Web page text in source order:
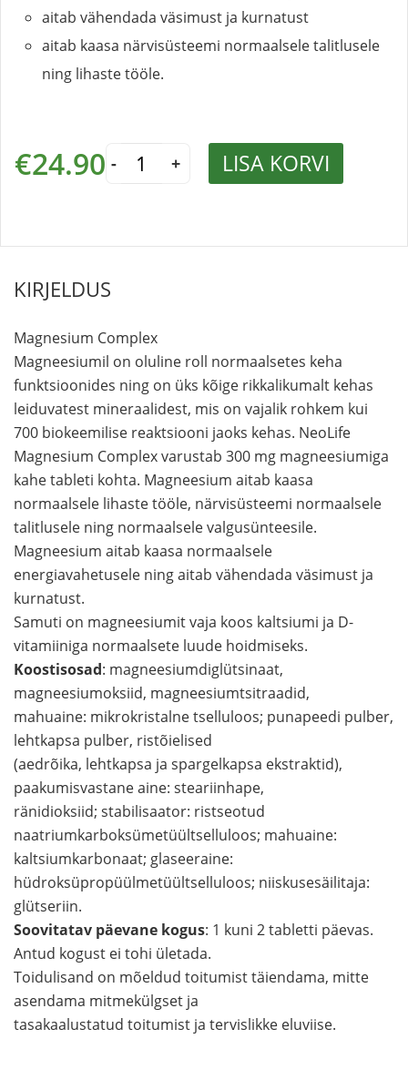
aitab vähendada väsimust ja kurnatust
aitab kaasa närvisüsteemi normaalsele talitlusele
ning lihaste tööle.
€24.90 -
Magnesium
Complex
kogus + LISA KORVI
KIRJELDUS
Magnesium Complex
Magneesiumil on oluline roll normaalsetes keha
funktsioonides ning on üks kõige rikkalikumalt kehas
leiduvatest mineraalidest, mis on vajalik rohkem kui
700 biokeemilise reaktsiooni jaoks kehas. NeoLife
Magnesium Complex varustab 300 mg magneesiumiga
kahe tableti kohta. Magneesium aitab kaasa
normaalsele lihaste tööle, närvisüsteemi normaalsele
talitlusele ning normaalsele valgusünteesile.
Magneesium aitab kaasa normaalsele
energiavahetusele ning aitab vähendada väsimust ja
kurnatust.
Samuti on magneesiumit vaja koos kaltsiumi ja D-
vitamiiniga normaalsete luude hoidmiseks.
Koostisosad: magneesiumdiglütsinaat,
magneesiumoksiid, magneesiumtsitraadid,
mahuaine: mikrokristalne tselluloos; punapeedi pulber,
lehtkapsa pulber, ristõielised
(aedrõika, lehtkapsa ja spargelkapsa ekstraktid),
paakumisvastane aine: steariinhape,
ränidioksiid; stabilisaator: ristseotud
naatriumkarboksümetüültselluloos; mahuaine:
kaltsiumkarbonaat; glaseeraine:
hüdroksüpropüülmetüültselluloos; niiskusesäilitaja:
glütseriin.
Soovitatav päevane kogus: 1 kuni 2 tabletti päevas.
Antud kogust ei tohi ületada.
Toidulisand on mõeldud toitumist täiendama, mitte
asendama mitmekülgset ja
tasakaalustatud toitumist ja tervislikke eluviise.